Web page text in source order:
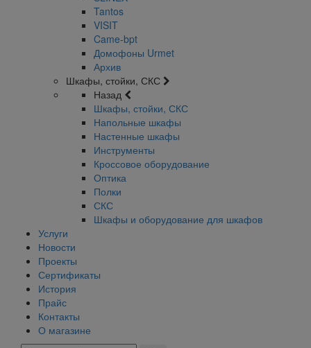
Tantos
VISIT
Came-bpt
Домофоны Urmet
Архив
Шкафы, стойки, СКС
Назад
Шкафы, стойки, СКС
Напольные шкафы
Настенные шкафы
Инструменты
Кроссовое оборудование
Оптика
Полки
СКС
Шкафы и оборудование для шкафов
Услуги
Новости
Проекты
Сертификаты
История
Прайс
Контакты
О магазине